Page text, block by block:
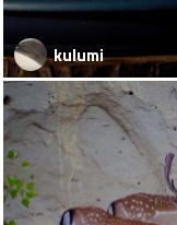
kulumi